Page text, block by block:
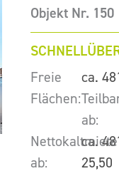
Objekt Nr. 150
Freie
Flächen:
ca.
ab:
ca.
Nettokaltmiete
ab:
25,50